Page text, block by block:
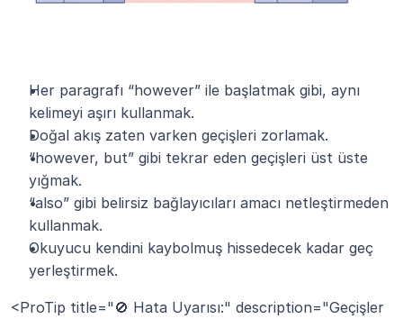
Her paragrafı “however” ile başlatmak gibi, aynı
kelimeyi aşırı kullanmak.
Doğal akış zaten varken geçişleri zorlamak.
“however, but” gibi tekrar eden geçişleri üst üste
yığmak.
“also” gibi belirsiz bağlayıcıları amacı netleştirmeden
kullanmak.
Okuyucu kendini kaybolmuş hissedecek kadar geç
yerleştirmek.
<ProTip title="🚫 Hata Uyarısı:" description="Geçişler